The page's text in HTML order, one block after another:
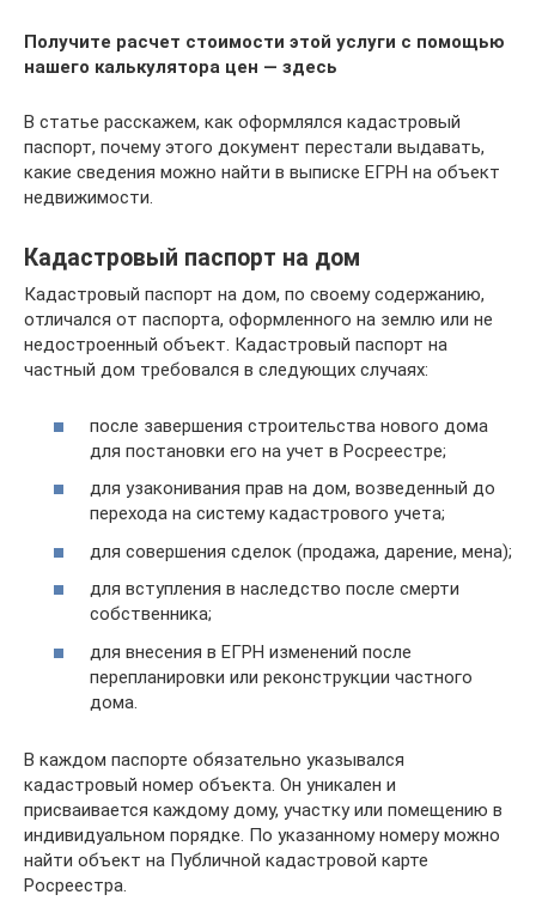
Получите расчет стоимости этой услуги с помощью
нашего калькулятора цен — здесь
В статье расскажем, как оформлялся кадастровый
паспорт, почему этого документ перестали выдавать,
какие сведения можно найти в выписке ЕГРН на объект
недвижимости.
Кадастровый паспорт на дом
Кадастровый паспорт на дом, по своему содержанию,
отличался от паспорта, оформленного на землю или не
недостроенный объект. Кадастровый паспорт на
частный дом требовался в следующих случаях:
после завершения строительства нового дома
для постановки его на учет в Росреестре;
для узаконивания прав на дом, возведенный до
перехода на систему кадастрового учета;
для совершения сделок (продажа, дарение, мена);
для вступления в наследство после смерти
собственника;
для внесения в ЕГРН изменений после
перепланировки или реконструкции частного
дома.
В каждом паспорте обязательно указывался
кадастровый номер объекта. Он уникален и
присваивается каждому дому, участку или помещению в
индивидуальном порядке. По указанному номеру можно
найти объект на Публичной кадастровой карте
Росреестра.